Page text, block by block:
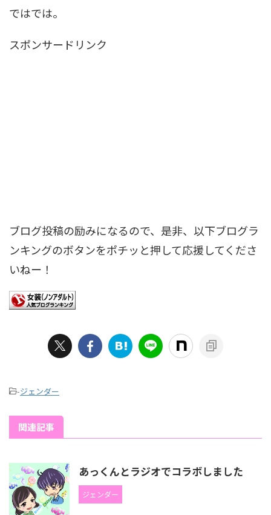
ではでは。
スポンサードリンク
ブログ投稿の励みになるので、是非、以下ブログラ
ンキングのボタンをポチッと押して応援してくださ
いねー！
-ジェンダー
関連記事
あっくんとラジオでコラボしました
ジェンダー